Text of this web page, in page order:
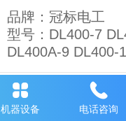
品牌：冠标电工
型号：DL400-7
DL400A-9 DL400-
多头中小拉带连续
机器设备 电话咨询